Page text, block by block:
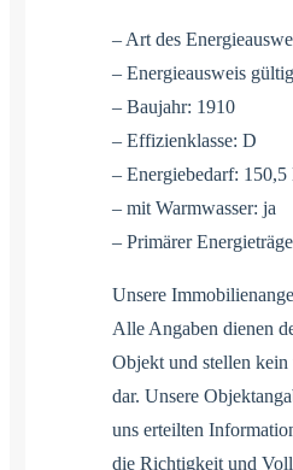
– Art des
– Energieausweis
– Baujahr: 1910
– Effizienklasse: D
– Energiebedarf:
– mit Warmwasser: ja
– Primärer
Unsere
Alle Angaben dienen
Objekt und stellen
dar. Unsere
uns erteilten
die Richtigkeit und